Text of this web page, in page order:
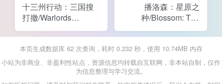
十三州行动：三国搜
打撤/Warlords
Battleground:
Extraction
播洛森：星原之
种/Blossom: The
Seed of Life
本页生成数据库 62 次查询，耗时 0.232 秒，使用 10.74MB 内存
小站为非商业、非盈利性站点，资源信息均转载自互联网，非本站自制，仅作
为信息整理与学习交流。